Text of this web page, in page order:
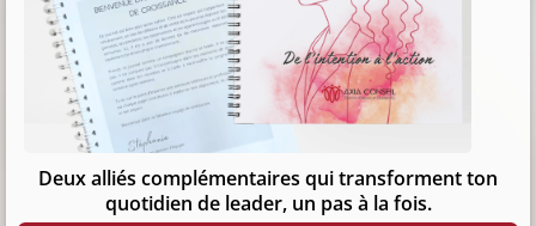
Deux alliés complémentaires qui transforment ton
quotidien de leader, un pas à la fois.